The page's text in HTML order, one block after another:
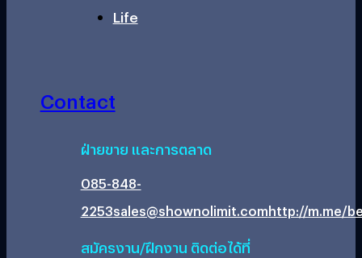
Life
Contact
ฝ่ายขาย และการตลาด
085-848-
2253sales@shownolimit.comhttp://m.me/
สมัครงาน/ฝึกงาน ติดต่อได้ที่